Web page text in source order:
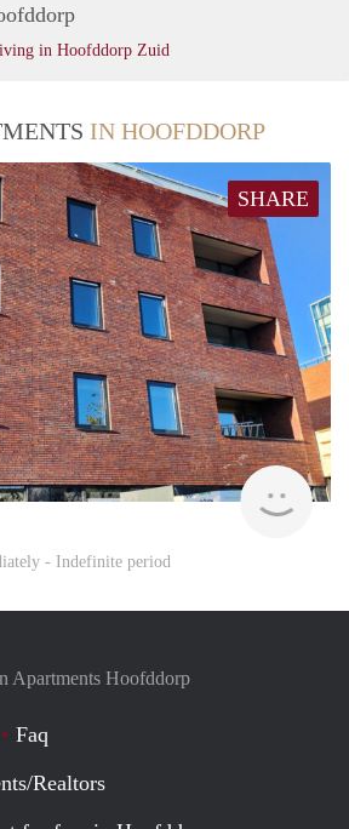
in Hoofddorp Zuid
IN HOOFDDORP
SHARE
- Indefinite period
Apartments Hoofddorp
Faq
Realtors